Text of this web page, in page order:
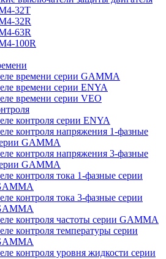
32T
32R
63R
100R
времени серии GAMMA
времени серии ENYA
времени серии VEO
контроля серии ENYA
контроля напряжения 1-фазные
GAMMA
контроля напряжения 3-фазные
GAMMA
контроля тока 1-фазные серии
контроля тока 3-фазные серии
контроля частоты серии GAMMA
контроля температуры серии
контроля уровня жидкости серии